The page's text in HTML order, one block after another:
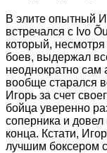
В элите опытный
встречался с Ivo
который,
боев, выдержал
неоднократно сам
вообще старался
Игорь за счет
бойца уверенно
соперника и
конца. Кстати,
лучшим боксером